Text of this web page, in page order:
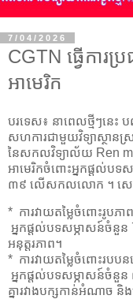
7/04/2026
​CGTN​ ​ធ្វើការ
អាមេរិក​​
បរទេស៖ នាពេលថ្មីៗនេះ
សហការជាមួយ​វិទ្យាស្ថាន​ស្រ
នៃ​​សកលវិទ្យាល័យ Ren
អាមេរិក​ចំពោះ​អ្នកផ្តល់​ប
៣៩ ​​លើ​សកល​លោក ។ ​សេចក្
* ការវាយតម្លៃ​ចំពោះ​រូបភា
អ្នកផ្តល់បទសម្ភាសន៍ចំនួ
អនុត្តរភាព​​​។
* ការវាយតម្លៃ​ចំពោះ​​រប
អ្នកផ្តល់បទសម្ភាសន៍ចំ
គ្នា​រវាង​បក្ស​កាន់អំណាច​ និ